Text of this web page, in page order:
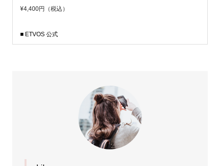
¥4,400円（税込）
■ ETVOS 公式